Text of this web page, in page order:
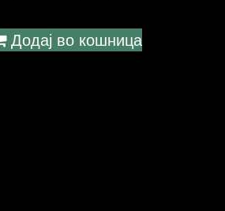
Додај во кошница